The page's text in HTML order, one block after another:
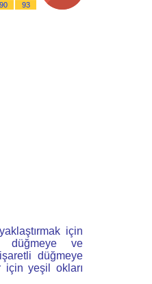
90 93
için
ve
düğmeye
için yeşil okları